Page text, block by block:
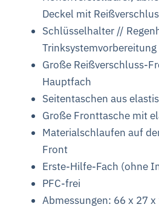
Deckel mit
Schlüsselhalter //
Trinksystemvorbereitung
Große Reißverschluss-
Hauptfach
Seitentaschen aus
Große Fronttasche mit
Materialschlaufen auf
Front
Erste-Hilfe-Fach (ohne
PFC-frei
Abmessungen: 66 x 27